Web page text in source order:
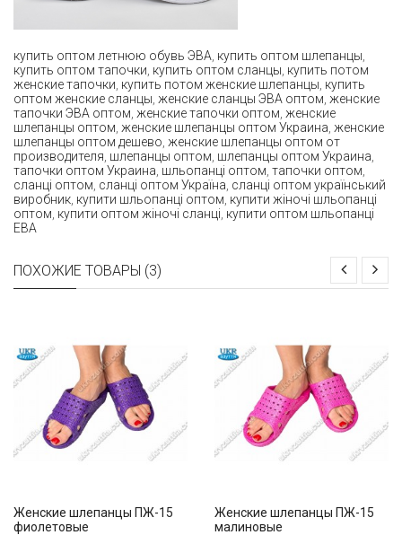
купить оптом летнюю обувь ЭВА купить оптом шлепанцы
купить оптом тапочки купить оптом сланцы купить потом
женские тапочки купить потом женские шлепанцы купить
оптом женские сланцы женские сланцы ЭВА оптом женские
тапочки ЭВА оптом женские тапочки оптом женские
шлепанцы оптом женские шлепанцы оптом Украина женские
шлепанцы оптом дешево женские шлепанцы оптом от
производителя шлепанцы оптом шлепанцы оптом Украина
тапочки оптом Украина шльопанці оптом тапочки оптом
сланці оптом сланці оптом Україна сланці оптом український
виробник купити шльопанці оптом купити жіночі шльопанці
оптом купити оптом жіночі сланці купити оптом шльопанці
ЕВА
ПОХОЖИЕ ТОВАРЫ (3)
Женские шлепанцы ПЖ-15
фиолетовые
Женские шлепанцы ПЖ-15
малиновые